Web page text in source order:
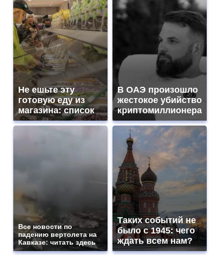
Не ешьте эту
готовую еду из
магазина: список
В ОАЭ произошло
жестокое убийство
криптомиллионера
Все новости по
падению вертолета на
Кавказе: читать здесь
Таких событий не
было с 1945: чего
ждать всем нам?